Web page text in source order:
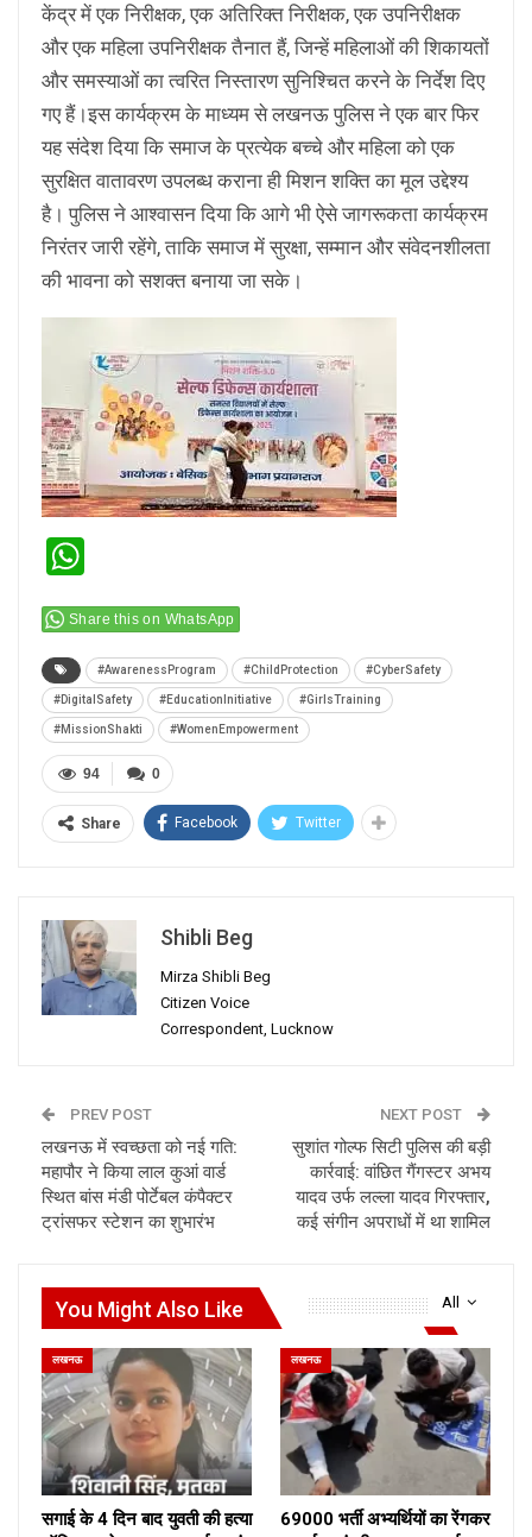
केंद्र में एक निरीक्षक, एक अतिरिक्त निरीक्षक, एक उपनिरीक्षक
और एक महिला उपनिरीक्षक तैनात हैं, जिन्हें महिलाओं की शिकायतों
और समस्याओं का त्वरित निस्तारण सुनिश्चित करने के निर्देश दिए
गए हैं।इस कार्यक्रम के माध्यम से लखनऊ पुलिस ने एक बार फिर
यह संदेश दिया कि समाज के प्रत्येक बच्चे और महिला को एक
सुरक्षित वातावरण उपलब्ध कराना ही मिशन शक्ति का मूल उद्देश्य
है। पुलिस ने आश्वासन दिया कि आगे भी ऐसे जागरूकता कार्यक्रम
निरंतर जारी रहेंगे, ताकि समाज में सुरक्षा, सम्मान और संवेदनशीलता
की भावना को सशक्त बनाया जा सके।
Share this on WhatsApp
#AwarenessProgram #ChildProtection #CyberSafety
#DigitalSafety #EducationInitiative #GirlsTraining
#MissionShakti #WomenEmpowerment
0
94
Share Facebook Twitter
Shibli Beg
Mirza Shibli Beg
Citizen Voice
Correspondent, Lucknow
PREV POST
लखनऊ में स्वच्छता को नई गति:
महापौर ने किया लाल कुआं वार्ड
स्थित बांस मंडी पोर्टेबल कंपैक्टर
ट्रांसफर स्टेशन का शुभारंभ
NEXT POST
सुशांत गोल्फ सिटी पुलिस की बड़ी
कार्रवाई: वांछित गैंगस्टर अभय
यादव उर्फ लल्ला यादव गिरफ्तार,
कई संगीन अपराधों में था शामिल
All
You Might Also Like
लखनऊ
सगाई के 4 दिन बाद युवती की हत्या
लखनऊ
69000 भर्ती अभ्यर्थियों का रेंगकर